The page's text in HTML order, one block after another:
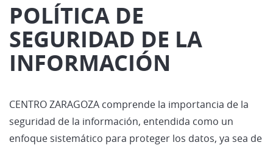
POLÍTICA DE
SEGURIDAD DE LA
INFORMACIÓN
CENTRO ZARAGOZA comprende la importancia de la
seguridad de la información, entendida como un
enfoque sistemático para proteger los datos, ya sea de